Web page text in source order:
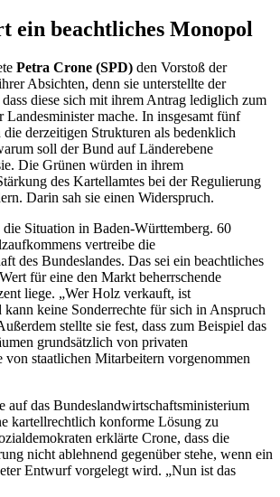
ein beachtliches Monopol
Petra Crone (SPD) den Vorstoß der
Absichten, denn sie unterstellte der
diese sich mit ihrem Antrag lediglich zum
Landesminister mache. In insgesamt fünf
die derzeitigen Strukturen als bedenklich
soll der Bund auf Länderebene
Die Grünen würden in ihrem
des Kartellamtes bei der Regulierung
Darin sah sie einen Widerspruch.
Situation in Baden-Württemberg. 60
vertreibe die
des Bundeslandes. Das sei ein beachtliches
für eine den Markt beherrschende
liege. „Wer Holz verkauft, ist
keine Sonderrechte für sich in Anspruch
stellte sie fest, dass zum Beispiel das
grundsätzlich von privaten
von staatlichen Mitarbeitern vorgenommen
auf das Bundeslandwirtschaftsministerium
kartellrechtlich konforme Lösung zu
erklärte Crone, dass die
nicht ablehnend gegenüber stehe, wenn ein
Entwurf vorgelegt wird. „Nun ist das